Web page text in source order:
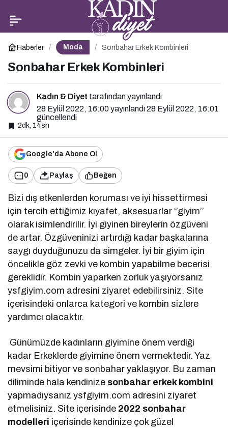
Haberler Moda Sonbahar Erkek Kombinleri
Sonbahar Erkek Kombinleri
Kadın & Diyet tarafından yayınlandı
28 Eylül 2022, 16:00yayınlandı28 Eylül 2022, 16:01
güncellendi
2dk, 14sn
Google'da Abone Ol
0 Paylaş Beğen
Bizi dış etkenlerden koruması ve iyi hissettirmesi
için tercih ettiğimiz kıyafet, aksesuarlar ‘’giyim’’
olarak isimlendirilir. İyi giyinen bireylerin özgüveni
de artar. Özgüveninizi artırdığı kadar başkalarına
saygı duyduğunuzu da simgeler. İyi bir giyim için
öncelikle göz zevki ve kombin yapabilme becerisi
gereklidir. Kombin yaparken zorluk yaşıyorsanız
ysfgiyim.com adresini ziyaret edebilirsiniz. Site
içerisindeki onlarca kategori ve kombin sizlere
yardımcı olacaktır.
Günümüzde kadınların giyimine önem verdiği
kadar Erkeklerde giyimine önem vermektedir. Yaz
mevsimi bitiyor ve sonbahar yaklaşıyor. Bu zaman
diliminde hala kendinize sonbahar erkek kombini
yapmadıysanız ysfgiyim.com adresini ziyaret
etmelisiniz. Site içerisinde 2022 sonbahar
modelleri içerisinde kendinize çok güzel
Büyük Beden Giyimin
Adresi Moda Cazibe